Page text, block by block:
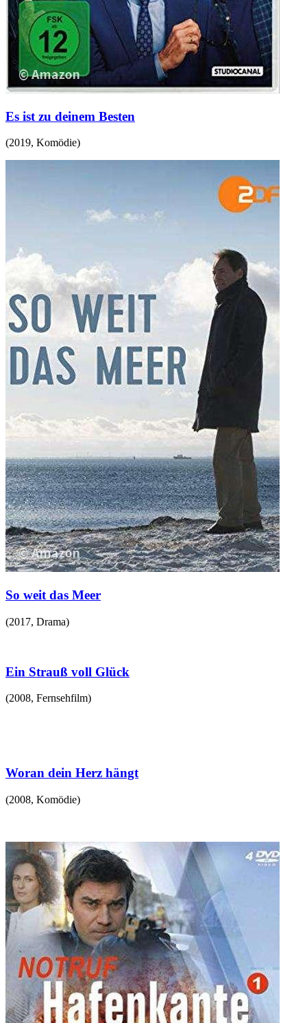
Es ist zu deinem Besten
(2019, Komödie)
So weit das Meer
(2017, Drama)
Ein Strauß voll Glück
(2008, Fernsehfilm)
Woran dein Herz hängt
(2008, Komödie)